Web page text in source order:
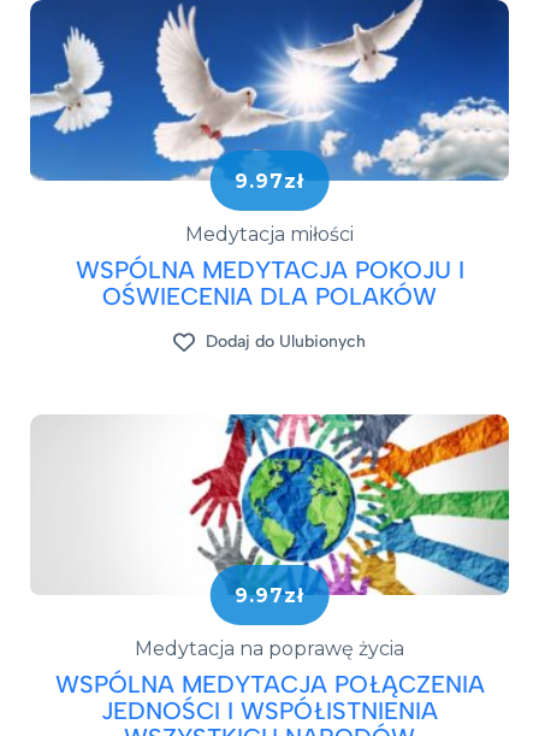
9.97zł
Medytacja miłości
WSPÓLNA MEDYTACJA POKOJU I
OŚWIECENIA DLA POLAKÓW
Dodaj do Ulubionych
9.97zł
Medytacja na poprawę życia
WSPÓLNA MEDYTACJA POŁĄCZENIA
JEDNOŚCI I WSPÓŁISTNIENIA